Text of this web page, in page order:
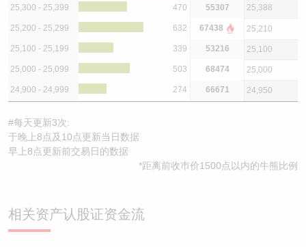
25,300 - 25,399 470 55307 25,388
25,200 - 25,299 632 67438 25,210
25,100 - 25,199 339 53216 25,100
25,000 - 25,099 503 68474 25,000
24,900 - 24,999 274 66671 24,950
#每天更新3次:
于晚上8点及10点更新当日数据
早上8点更新前交易日的数据
*距离前收巿价1500点以内的牛熊比例
相关资产认股证资金流